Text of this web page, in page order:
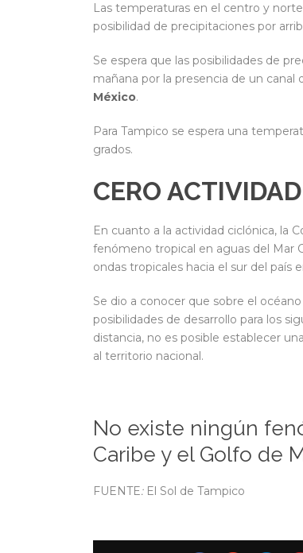
Las temperaturas en el centro y
posibilidad de precipitaciones por
Se espera que las posibilidades de
mañana por la presencia de un canal
México.
Para Tampico se espera una
grados.
CERO
En cuanto a la actividad ciclónica, la
fenómeno tropical en aguas del Mar
ondas tropicales hacia el sur del país
Se dio a conocer que sobre el océano
posibilidades de desarrollo para los
distancia, no es posible establecer
al territorio nacional.
No existe ningún
Caribe y el Golfo de
FUENTE: El Sol de Tampico